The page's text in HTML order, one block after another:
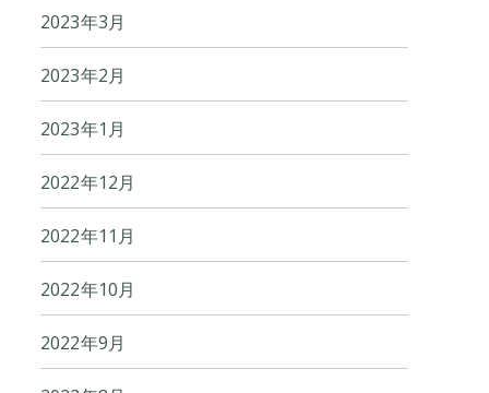
2023年3月
2023年2月
2023年1月
2022年12月
2022年11月
2022年10月
2022年9月